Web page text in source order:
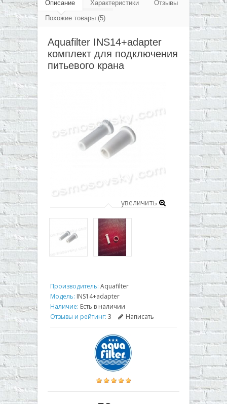
▼
▼
крана
Описание Характеристики
Отзывы
Похожие товары (5)
Aquafilter INS14+adapter
комплект для подключения
питьевого крана
увеличить
Производитель: Aquafilter
Модель: INS14+adapter
Наличие: Есть в наличии
Отзывы и рейтинг: 3 Написать